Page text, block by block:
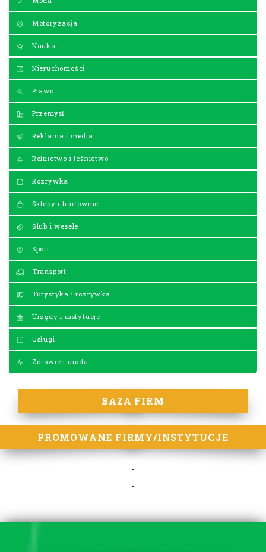
Motoryzacja
Nauka
Nieruchomości
Prawo
Przemysł
Reklama i media
Rolnictwo i leśnictwo
Rozrywka
Sklepy i hurtownie
Ślub i wesele
Sport
Transport
Turystyka i rozrywka
Urzędy i instytucje
Usługi
Zdrowie i uroda
BAZA FIRM
PROMOWANE FIRMY/INSTYTUCJE